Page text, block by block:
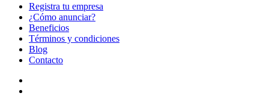
Registra tu empresa
¿Cómo anunciar?
Beneficios
Términos y condiciones
Blog
Contacto